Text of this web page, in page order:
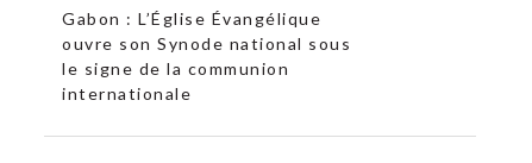
Gabon : L’Église Évangélique
ouvre son Synode national sous
le signe de la communion
internationale